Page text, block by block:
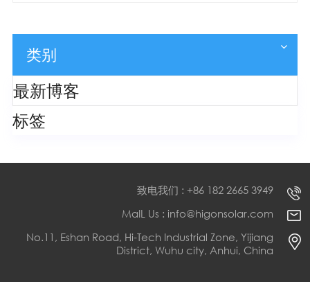
类别
最新博客
标签
致电我们 : +86 182 2665 3949
MaIL Us : info@higonsolar.com
No.11, Eshan Road, Hi-Tech Industrial Zone, Yijiang
District, Wuhu city, Anhui, China